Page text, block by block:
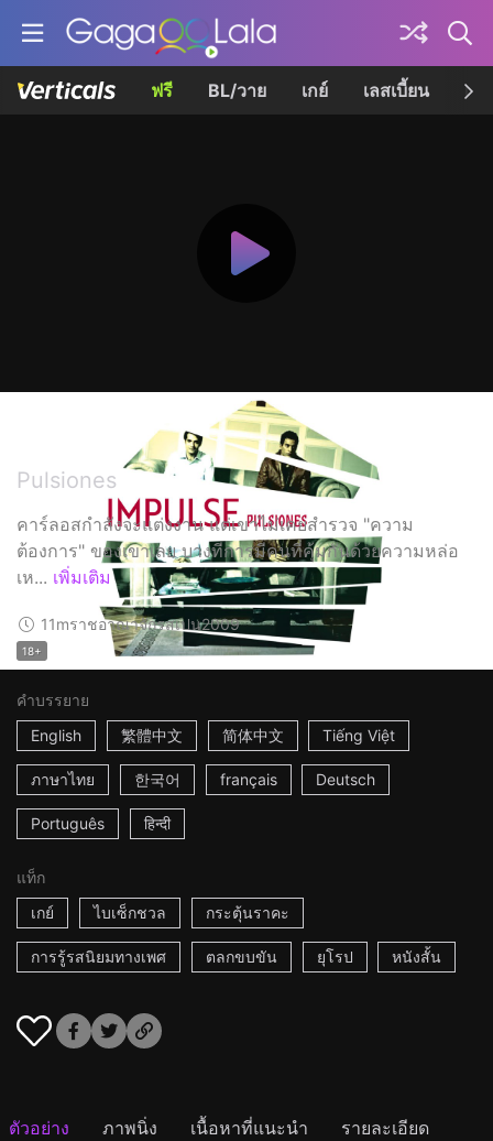
ฟรี BL/วาย เกย์ เลสเบี้ยน เค
Pulsiones
คาร์ลอสกำลังจะแต่งงาน แต่เขาไม่เคยสำรวจ "ความ
ต้องการ" ของเขาเลย บางทีการมีคนที่คุ้มกันด้วยความหล่อ
เห... เพิ่มเติม
11mราชอาณาจักรสเปน2009
18+
คำบรรยาย
English
繁體中文 简体中文 Tiếng Việt
ภาษาไทย 한국어 français Deutsch
Português हिन्दी
แท็ก
เกย์
ไบเซ็กชวล กระตุ้นราคะ
การรู้รสนิยมทางเพศ ตลกขบขัน ยุโรป หนังสั้น
ตัวอย่าง ภาพนิ่ง เนื้อหาที่แนะนำ รายละเอียด